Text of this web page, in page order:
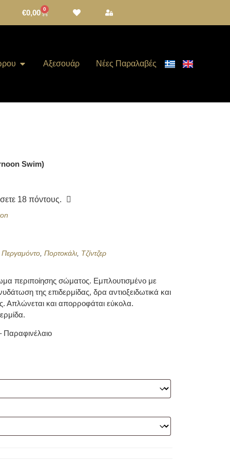
€0,00 0
Αξεσουάρ Νέες Παραλαβές
Swim)
18 πόντους.
Περγαμόντο,Πορτοκάλι, Τζίντζερ
περιποίησης σώματος. Εμπλουτισμένο με
της επιδερμίδας, δρα αντιοξειδωτικά και
Απλώνεται και απορροφάται εύκολα.